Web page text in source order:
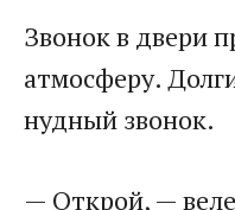
Звонок в двери
атмосферу.
нудный звонок.
— Открой, —